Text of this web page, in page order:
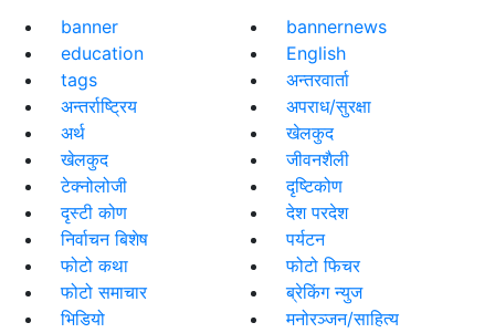
banner
bannernews
education
English
tags
अन्तरवार्ता
अन्तर्राष्ट्रिय
अपराध/सुरक्षा
अर्थ
खेलकुद
खेलकुद
जीवनशैली
टेक्नोलोजी
दृष्टिकोण
दृस्टी कोण
देश परदेश
निर्वाचन बिशेष
पर्यटन
फोटो कथा
फोटो फिचर
फोटो समाचार
ब्रेकिंग न्युज
भिडियो
मनोरञ्जन/साहित्य